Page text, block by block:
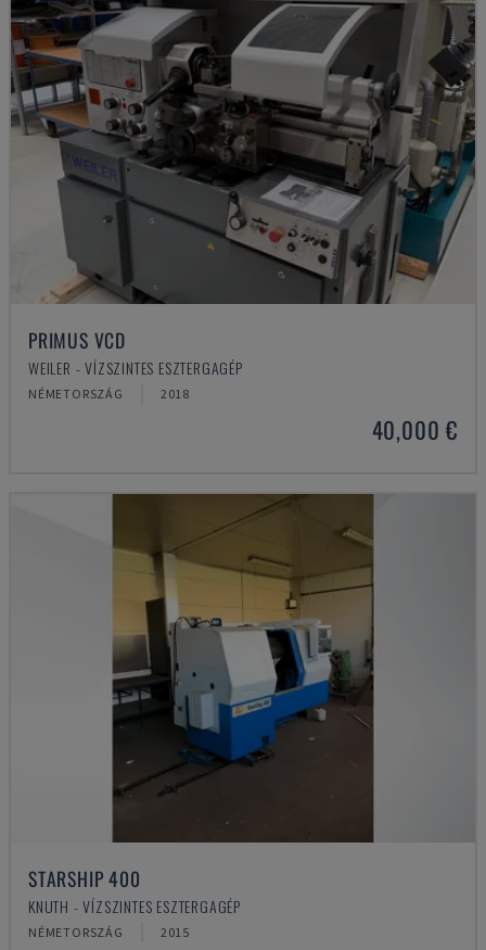
PRIMUS VCD
WEILER - VÍZSZINTES ESZTERGAGÉP
NÉMETORSZÁG 2018
40,000 €
STARSHIP 400
KNUTH - VÍZSZINTES ESZTERGAGÉP
NÉMETORSZÁG 2015